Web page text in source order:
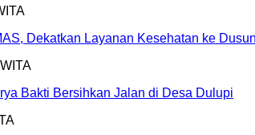
Dekatkan Layanan Kesehatan ke
Bakti Bersihkan Jalan di Desa Dulupi